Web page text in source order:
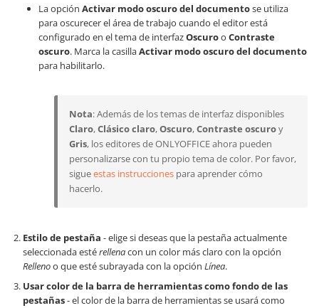
La opción Activar modo oscuro del documentose utiliza
para oscurecer el área de trabajo cuando el editor está
configurado en el tema de interfazOscuroo Contraste
oscuro. Marca la casillaActivar modo oscuro del documento
para habilitarlo.
Nota: Además de los temas de interfaz disponibles
Claro,Clásico claro,Oscuro,Contraste oscuroy
Gris, los editores de ONLYOFFICE ahora pueden
personalizarse con tu propio tema de color. Por favor,
sigueestas instrucciones para aprender cómo
hacerlo.
Estilo de pestaña - elige si deseas que la pestaña actualmente
seleccionada estérellenacon un color más claro con la opción
Rellenoo que esté subrayada con la opción Línea.
Usar color de la barra de herramientas como fondo de las
pestañas- el color de la barra de herramientas se usará como